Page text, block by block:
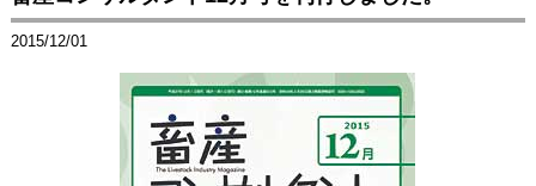
2015/12/01